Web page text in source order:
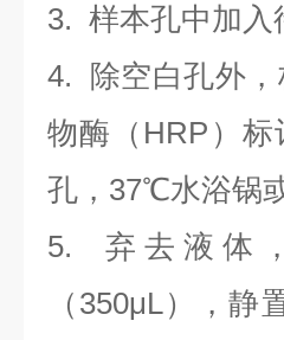
3. 样本孔中加 入
4.
除空白孔外
物酶（HRP）
孔，37℃水浴锅
5. 弃去液体
（350μL）
，静